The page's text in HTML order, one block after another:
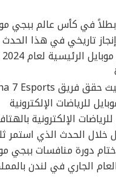
تاريخي في هذا
للرياضات الإلكترونية
الإلكترونية
الحدث الذي استمر
دورة منافسات ببجي
الجاري في لندن